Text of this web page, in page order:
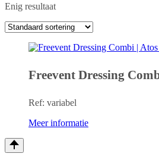
Enig resultaat
Freevent Dressing
Ref: variabel
Meer informatie